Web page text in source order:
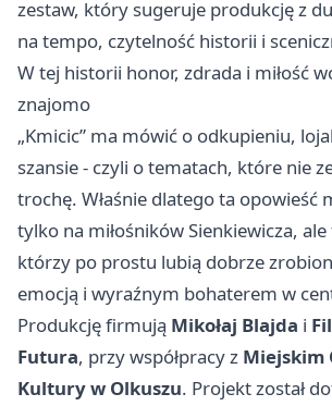
zestaw, który sugeruje produkcję z
na tempo, czytelność historii i
W tej historii honor, zdrada i miłość
znajomo
„Kmicic” ma mówić o odkupieniu,
szansie - czyli o tematach, które nie
trochę. Właśnie dlatego ta opowieść
tylko na miłośników Sienkiewicza,
którzy po prostu lubią dobrze
emocją i wyraźnym bohaterem w
Produkcję firmują Mikołaj Blajda i
Futura, przy współpracy z Miejskim
Kultury w Olkuszu. Projekt został